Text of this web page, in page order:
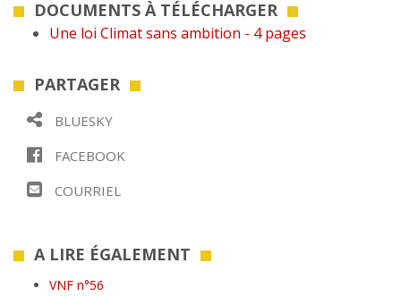
DOCUMENTS À TÉLÉCHARGER
Une loi Climat sans ambition - 4 pages
PARTAGER
BLUESKY
FACEBOOK
COURRIEL
A LIRE ÉGALEMENT
VNF n°56